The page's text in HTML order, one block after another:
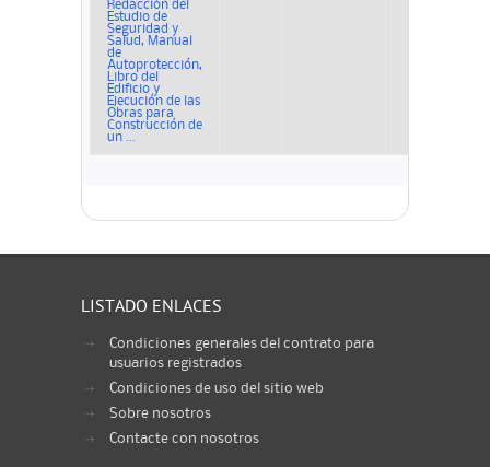
Redacción del
Estudio de
Seguridad y
Salud, Manual
de
Autoprotección,
Libro del
Edificio y
Ejecución de las
Obras para
Construcción de
un ...
LISTADO ENLACES
Condiciones generales del contrato para
usuarios registrados
Condiciones de uso del sitio web
Sobre nosotros
Contacte con nosotros